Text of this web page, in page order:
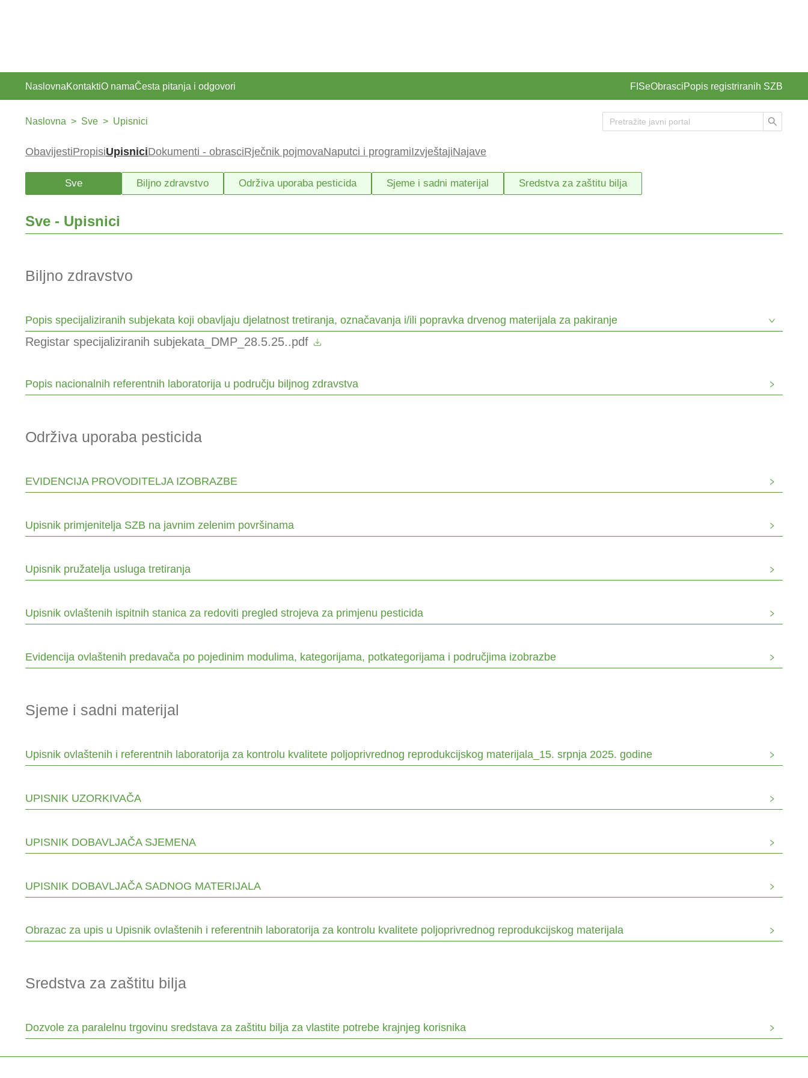
NaslovnaKontaktiO namaČesta pitanja i odgovori FISeObrasciPopis registriranih SZB
Naslovna > Sve > Upisnici
ObavijestiPropisiUpisniciDokumenti - obrasciRječnik pojmovaNaputci i programiIzvještajiNajave
Sve Biljno zdravstvo Održiva uporaba pesticida Sjeme i sadni materijal Sredstva za zaštitu bilja
Sve - Upisnici
Biljno zdravstvo
Popis specijaliziranih subjekata koji obavljaju djelatnost tretiranja, označavanja i/ili popravka drvenog materijala za pakiranje
Registar specijaliziranih subjekata_DMP_28.5.25..pdf
Popis nacionalnih referentnih laboratorija u području biljnog zdravstva
Održiva uporaba pesticida
EVIDENCIJA PROVODITELJA IZOBRAZBE
Upisnik primjenitelja SZB na javnim zelenim površinama
Upisnik pružatelja usluga tretiranja
Upisnik ovlaštenih ispitnih stanica za redoviti pregled strojeva za primjenu pesticida
Evidencija ovlaštenih predavača po pojedinim modulima, kategorijama, potkategorijama i područjima izobrazbe
Sjeme i sadni materijal
Upisnik ovlaštenih i referentnih laboratorija za kontrolu kvalitete poljoprivrednog reprodukcijskog materijala_15. srpnja 2025. godine
UPISNIK UZORKIVAČA
UPISNIK DOBAVLJAČA SJEMENA
UPISNIK DOBAVLJAČA SADNOG MATERIJALA
Obrazac za upis u Upisnik ovlaštenih i referentnih laboratorija za kontrolu kvalitete poljoprivrednog reprodukcijskog materijala
Sredstva za zaštitu bilja
Dozvole za paralelnu trgovinu sredstava za zaštitu bilja za vlastite potrebe krajnjeg korisnika